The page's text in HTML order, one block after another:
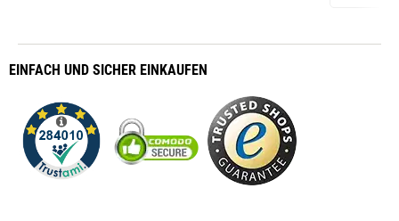
EINFACH UND SICHER EINKAUFEN